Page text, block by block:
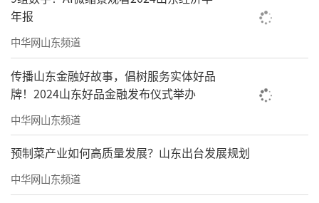
年报
中华网山东频道
传播山东金融好故事，倡树服务实体好品
牌！2024山东好品金融发布仪式举办
中华网山东频道
预制菜产业如何高质量发展？山东出台发展规划
中华网山东频道